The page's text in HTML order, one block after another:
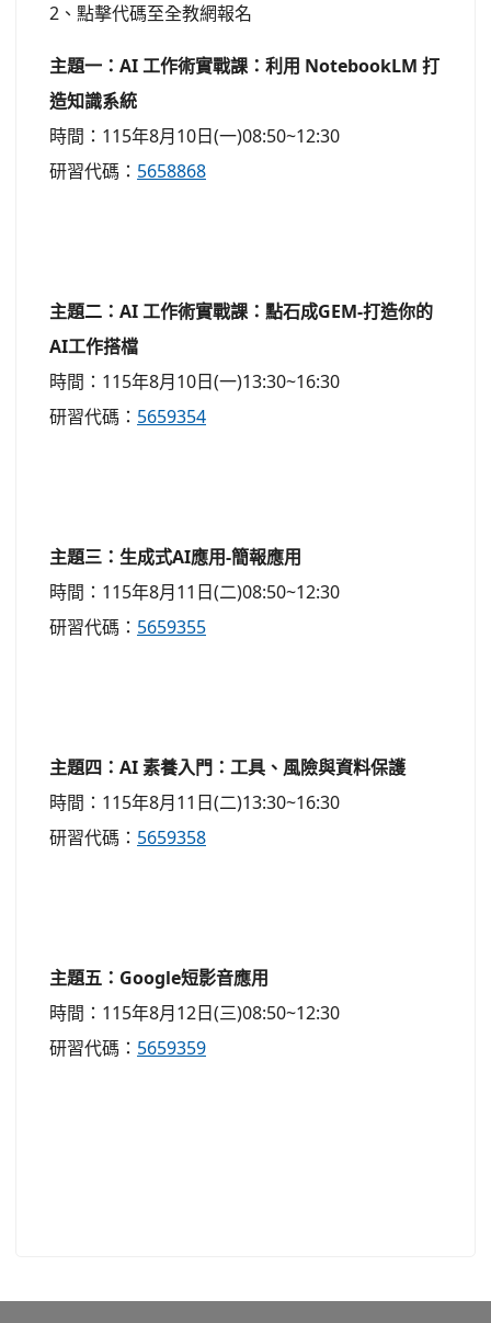
2、點擊代碼至全教網報名
主題一：AI 工作術實戰課：利用 NotebookLM 打
造知識系統
時間：115年8月10日(一)08:50~12:30
研習代碼： 5658868
主題二：AI 工作術實戰課：點石成GEM-打造你的
AI工作搭檔
時間：115年8月10日(一)13:30~16:30
研習代碼： 5659354
主題三：生成式AI應用-簡報應用
時間：115年8月11日(二)08:50~12:30
研習代碼： 5659355
主題四：AI 素養入門：工具、風險與資料保護
時間：115年8月11日(二)13:30~16:30
研習代碼： 5659358
主題五：Google短影音應用
時間：115年8月12日(三)08:50~12:30
研習代碼： 5659359